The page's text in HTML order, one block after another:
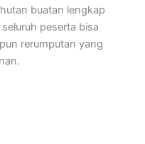
buatan lengkap
peserta bisa
rerumputan yang